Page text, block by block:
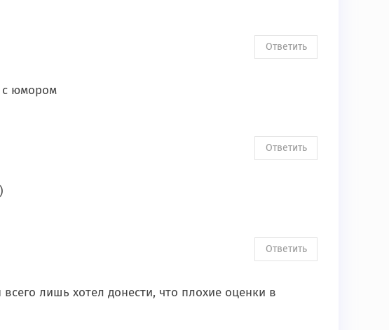
с юмором
Ответить
Ответить
лишь хотел донести, что плохие оценки в
Ответить